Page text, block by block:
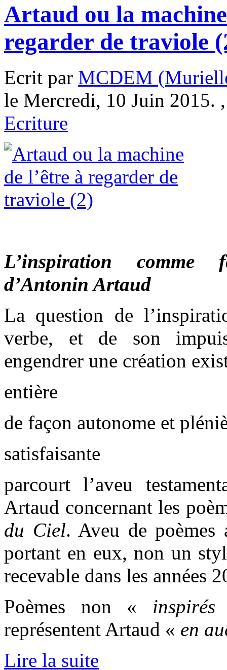
Artaud ou la
regarder de traviole
Ecrit par MCDEM
le Mercredi, 10 Juin 2015.
Ecriture
L’inspiration
d’Antonin Artaud
La question de
verbe, et de son
engendrer une création
entière
de façon autonome et
satisfaisante
parcourt l’aveu
Artaud concernant les
du Ciel. Aveu de
portant en eux, non un
recevable dans les années
Poèmes non « inspirés
représentent Artaud « en
Lire la suite